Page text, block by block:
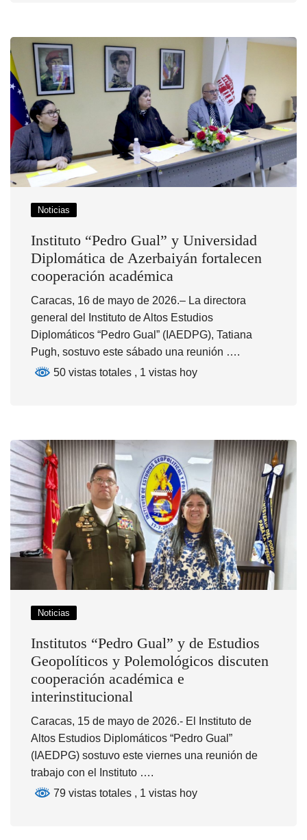
Noticias
Instituto “Pedro Gual” y Universidad
Diplomática de Azerbaiyán fortalecen
cooperación académica
Caracas, 16 de mayo de 2026.– La directora
general del Instituto de Altos Estudios
Diplomáticos “Pedro Gual” (IAEDPG), Tatiana
Pugh, sostuvo este sábado una reunión ….
50 vistas totales , 1 vistas hoy
Noticias
Institutos “Pedro Gual” y de Estudios
Geopolíticos y Polemológicos discuten
cooperación académica e
interinstitucional
Caracas, 15 de mayo de 2026.- El Instituto de
Altos Estudios Diplomáticos “Pedro Gual”
(IAEDPG) sostuvo este viernes una reunión de
trabajo con el Instituto ….
79 vistas totales , 1 vistas hoy